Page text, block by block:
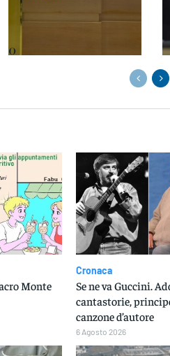
Monte
Cronaca
Se ne va Guccini.
cantastorie,
canzone d’autore
6 Agosto 2026